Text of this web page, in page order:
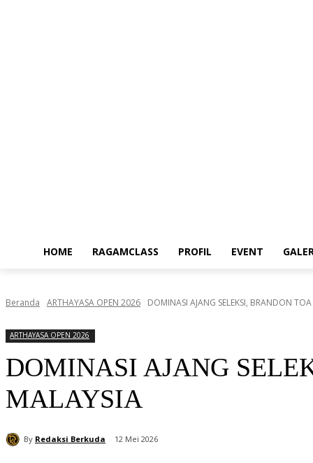
HOME RAGAMCLASS PROFIL EVENT
Beranda ARTHAYASA OPEN 2026 DOMINASI AJANG SELEKSI, BRANDON
ARTHAYASA OPEN 2026
DOMINASI AJANG
MALAYSIA
By Redaksi Berkuda 12 Mei 2026